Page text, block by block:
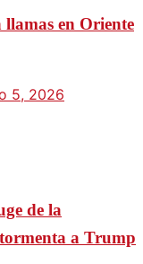
llamas en Oriente
5, 2026
de la
a Trump